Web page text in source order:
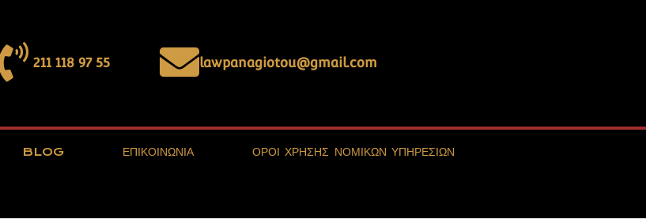
211 118 97 55 lawpanagiotou@gmail.com
BLOG ΕΠΙΚΟΙΝΩΝΙΑ ΟΡΟΙ ΧΡΗΣΗΣ ΝΟΜΙΚΩΝ ΥΠΗΡΕΣΙΩΝ